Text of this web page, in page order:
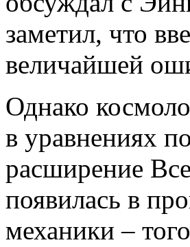
заметил, что
величайшей
Однако
в уравнениях
расширение
появилась в
механики –